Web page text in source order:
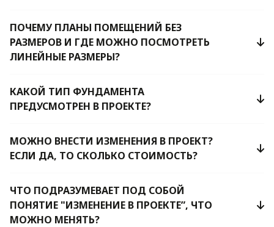
ПОЧЕМУ ПЛАНЫ ПОМЕЩЕНИЙ БЕЗ
РАЗМЕРОВ И ГДЕ МОЖНО ПОСМОТРЕТЬ
ЛИНЕЙНЫЕ РАЗМЕРЫ?
КАКОЙ ТИП ФУНДАМЕНТА
ПРЕДУСМОТРЕН В ПРОЕКТЕ?
МОЖНО ВНЕСТИ ИЗМЕНЕНИЯ В ПРОЕКТ?
ЕСЛИ ДА, ТО СКОЛЬКО СТОИМОСТЬ?
ЧТО ПОДРАЗУМЕВАЕТ ПОД СОБОЙ
ПОНЯТИЕ "ИЗМЕНЕНИЕ В ПРОЕКТЕ”, ЧТО
МОЖНО МЕНЯТЬ?